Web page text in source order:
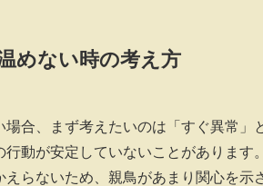
めない時の考え方
合、まず考えたいのは「すぐ異常」
動が安定していないことがありま
らないため、親鳥があまり関心を示